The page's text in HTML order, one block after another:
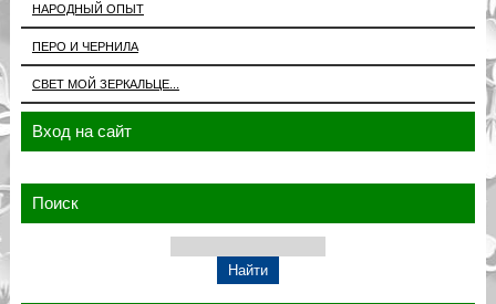
НАРОДНЫЙ ОПЫТ
ПЕРО И ЧЕРНИЛА
СВЕТ МОЙ ЗЕРКАЛЬЦЕ...
Вход на сайт
Поиск